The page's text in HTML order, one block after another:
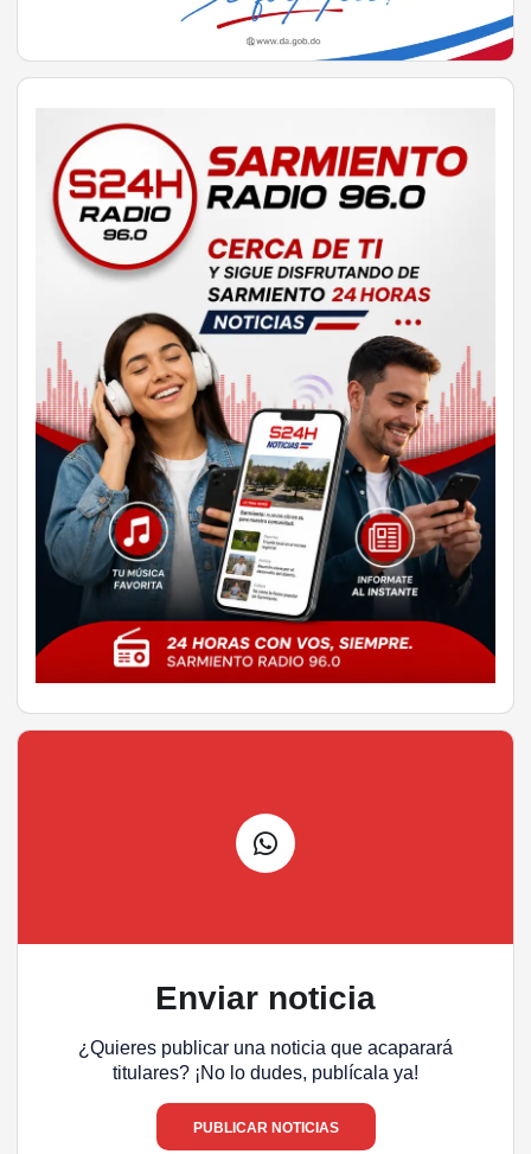
Enviar noticia
¿Quieres publicar una noticia que acaparará
titulares? ¡No lo dudes, publícala ya!
PUBLICAR NOTICIAS